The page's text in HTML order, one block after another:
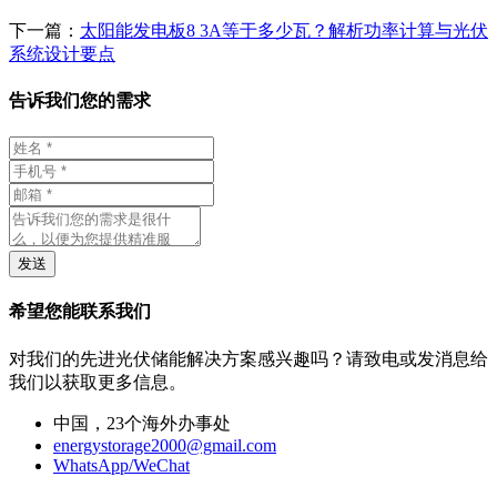
下一篇： 太阳能发电板8 3A等于多少瓦？解析功率计算与光伏
系统设计要点
告诉我们您的需求
发送
希望您能联系我们
对我们的先进光伏储能解决方案感兴趣吗？请致电或发消息给
我们以获取更多信息。
中国，23个海外办事处
energystorage2000@gmail.com
WhatsApp/WeChat